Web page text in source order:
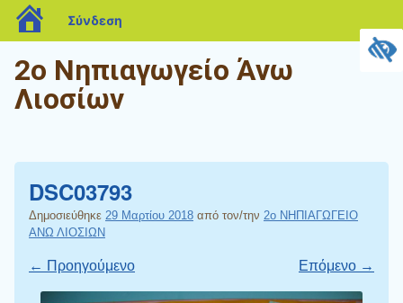
2ο Νηπιαγωγείο Άνω
Λιοσίων
DSC03793
Δημοσιεύθηκε 29 Μαρτίου 2018 από τον/την 2ο ΝΗΠΙΑΓΩΓΕΙΟ
ΑΝΩ ΛΙΟΣΙΩΝ
← Προηγούμενo Επόμενο →
blogs.sch.gr
Σύνδεση